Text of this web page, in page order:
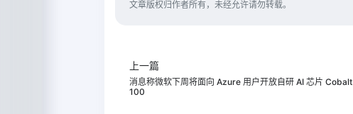
文章版权归作者所有，未经允许请勿转载。
上一篇
消息称微软下周将面向 Azure 用户开放自研 AI 芯片 Cobalt
100